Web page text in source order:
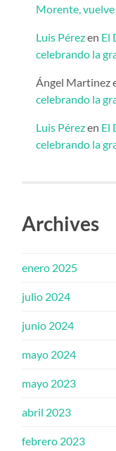
Morente,
Luis Pérezen El
celebrando la
Ángel Martinez
celebrando la
Luis Pérezen El
celebrando la
Archives
enero 2025
julio 2024
junio 2024
mayo 2024
mayo 2023
abril 2023
febrero 2023